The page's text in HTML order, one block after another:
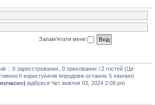
Запам'ятати мене
:: 0 зареєстрованих, 0 прихованих і 2 гостей (Ця
користувачів впродовж останніх 5 хвилин)
відбувся Чет жовтня 03, 2024 2:09 pm